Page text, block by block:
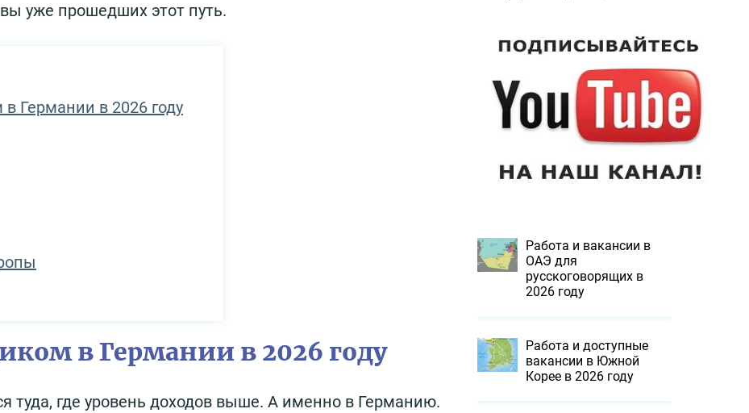
уже прошедших этот путь.
Германии в 2026 году
в Германии в 2026 году
туда, где уровень доходов выше. А именно в Германию.
Работа и вакансии в
ОАЭ для
русскоговорящих в
2026 году
Работа и доступные
вакансии в Южной
Корее в 2026 году